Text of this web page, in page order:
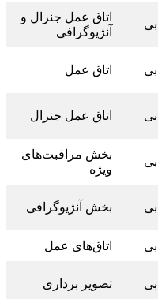
اتاق عمل جنرال و
آنژیوگرافی
اتاق عمل
اتاق عمل جنرال
بخش مراقبت‌های
ویژه
بخش آنژیوگرافی
اتاق‌های عمل
تصویر برداری